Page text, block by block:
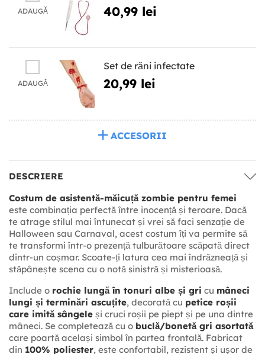
ADAUGĂ 40,99 lei
ADAUGĂ
Set de răni infectate
20,99 lei
ACCESORII
DESCRIERE
Costum de asistentă-măicuță zombie pentru femei
este combinația perfectă între inocență și teroare. Dacă
te atrage stilul mai întunecat și vrei să faci senzație de
Halloween sau Carnaval, acest costum îți va permite să
te transformi într-o prezență tulburătoare scăpată direct
dintr-un coșmar. Scoate-ți latura cea mai îndrăzneață și
stăpânește scena cu o notă sinistră și misterioasă.
Include o rochie lungă în tonuri albe și gri cu mâneci
lungi și terminări ascuțite, decorată cu petice roșii
care imită sângele și cruci roșii pe piept și pe una dintre
mâneci. Se completează cu o buclă/bonetă gri asortată
care poartă același simbol în partea frontală. Fabricat
din 100% poliester, este confortabil, rezistent și ușor de